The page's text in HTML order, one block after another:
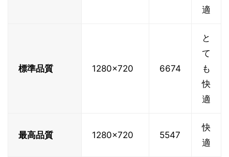
適
標準品質 1280x720 6674
と
て
も
快
適
最高品質 1280x720 5547
快
適